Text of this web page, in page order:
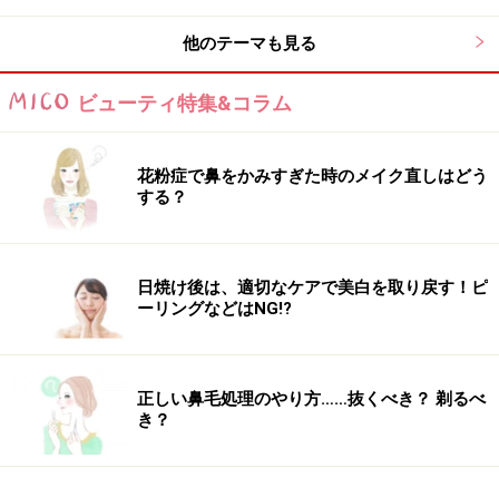
他のテーマも見る
ビューティ特集&コラム
花粉症で鼻をかみすぎた時のメイク直しはどう
する？
日焼け後は、適切なケアで美白を取り戻す！ピ
ーリングなどはNG!?
正しい鼻毛処理のやり方……抜くべき？ 剃るべ
き？